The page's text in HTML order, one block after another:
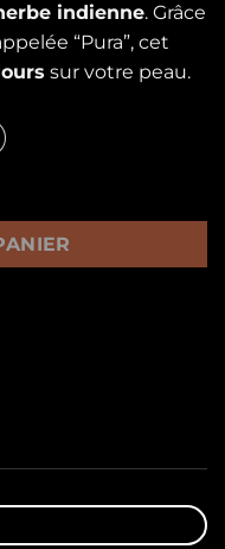
indienne. Grâce
“Pura”, cet
sur votre peau.